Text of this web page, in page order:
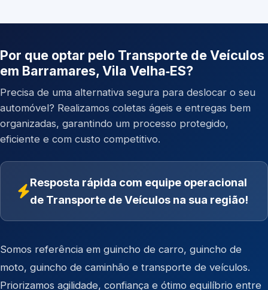
Por que optar pelo Transporte de Veículos
em Barramares, Vila Velha‑ES?
Precisa de uma alternativa segura para deslocar o seu
automóvel? Realizamos coletas ágeis e entregas bem
organizadas, garantindo um processo protegido,
eficiente e com custo competitivo.
Resposta rápida com equipe operacional
de Transporte de Veículos na sua região!
Somos referência em guincho de carro, guincho de
moto, guincho de caminhão e transporte de veículos.
Priorizamos agilidade, confiança e ótimo equilíbrio entre